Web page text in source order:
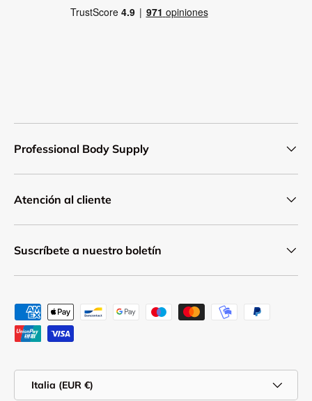
Professional Body Supply
Atención al cliente
Suscríbete a nuestro boletín
Formas de pago aceptadas
Italia (EUR €)